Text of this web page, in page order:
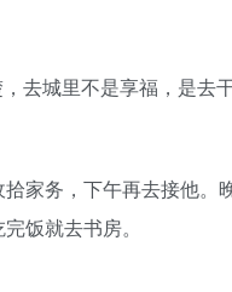
去城里不是享福，是去
家务，下午再去接他。
饭就去书房。